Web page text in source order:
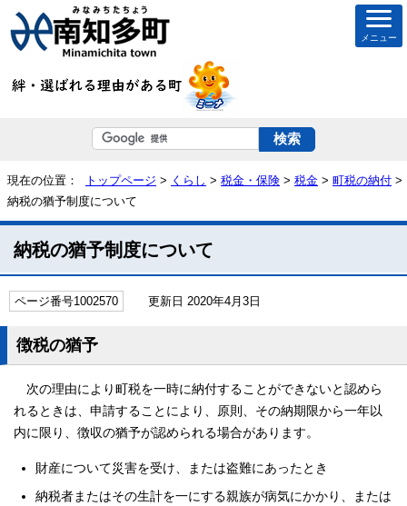
メニュー
現在の位置： トップページ > くらし > 税金・保険 > 税金 > 町税の納付 >
納税の猶予制度について
納税の猶予制度について
ページ番号1002570 更新日 2020年4月3日
徴税の猶予
次の理由により町税を一時に納付することができないと認めら
れるときは、申請することにより、原則、その納期限から一年以
内に限り、徴収の猶予が認められる場合があります。
財産について災害を受け、または盗難にあったとき
納税者またはその生計を一にする親族が病気にかかり、または